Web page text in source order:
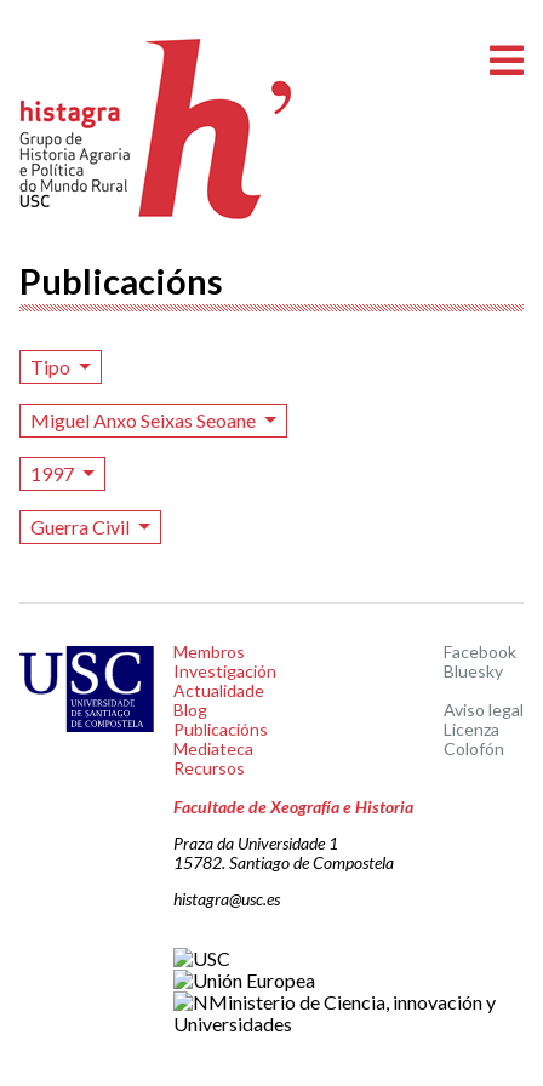
Publicacións
Tipo
Miguel Anxo Seixas Seoane
1997
Guerra Civil
Membros
Investigación
Actualidade
Blog
Publicacións
Mediateca
Recursos
Facebook
Bluesky
Aviso legal
Licenza
Colofón
Facultade de Xeografía e Historia
Praza da Universidade 1
15782. Santiago de Compostela
histagra@usc.es